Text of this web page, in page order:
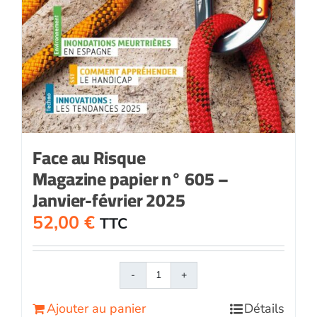
Face au Risque
Magazine papier n° 605 –
Janvier-février 2025
52,00 € TTC
quantité
Ajouter au panier Détails